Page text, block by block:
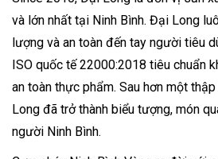
và lớn nhất tại Ninh Bình. Đại Long
lượng và an toàn đến tay người tiêu
ISO quốc tế 22000:2018 tiêu chuẩn
an toàn thực phẩm. Sau hơn một
Long đã trở thành biểu tượng, món
người Ninh Bình.